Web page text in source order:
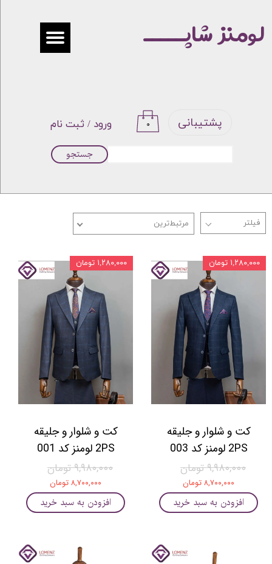
ورود / ثبت نام
حساب کاربری من
۰ پشتیبانی
جستجو
لومنز شاپـــــ
مرتبط‌ترین
کت و شلوار و جلیقه
2PS لومنز کد 003
۹,۹۸۰,۰۰۰ تومان
۸,۷۰۰,۰۰۰ تومان
افزودن به سبد خرید
۱,۲۸۰,۰۰۰ تومان
کت و شلوار و جلیقه
2PS لومنز کد 001
۹,۹۸۰,۰۰۰ تومان
۸,۷۰۰,۰۰۰ تومان
افزودن به سبد خرید
۱,۲۸۰,۰۰۰ تومان